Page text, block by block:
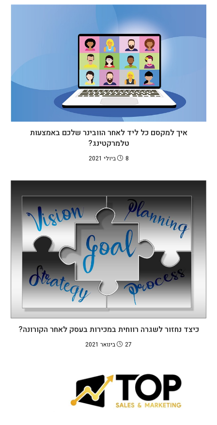
איך למקסם כל ליד לאחר הוובינר שלכם באמצעות
טלמרקטינג?
8 ביולי 2021
כיצד נחזור לשגרה רווחית במכירות בעסק לאחר הקורונה?
27 בינואר 2021